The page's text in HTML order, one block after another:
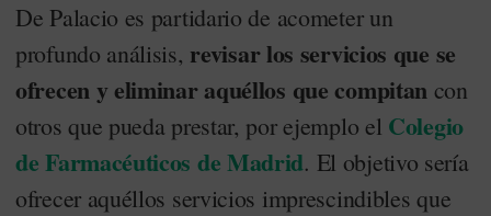
De Palacio es partidario de acometer un
profundo análisis, revisar los servicios que se
ofrecen y eliminar aquéllos que compitan con
otros que pueda prestar, por ejemplo el Colegio
de Farmacéuticos de Madrid. El objetivo sería
ofrecer aquéllos servicios imprescindibles que